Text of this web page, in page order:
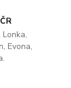
Lonka,
Evona,